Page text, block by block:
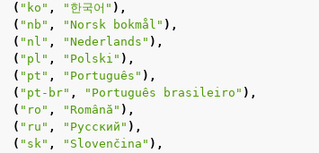
( "ko" , "한국어" ),
( "nb" , "Norsk bokmål" ),
( "nl" , "Nederlands" ),
( "pl" , "Polski" ),
( "pt" , "Português" ),
( "pt-br" , "Português brasileiro" ),
( "ro" , "Română" ),
( "ru" , "Русский" ),
( "sk" , "Slovenčina" ),